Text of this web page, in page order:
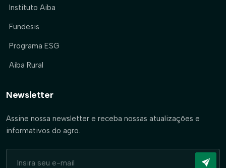
Instituto Aiba
Fundesis
Programa ESG
Aiba Rural
Newsletter
Assine nossa newsletter e receba nossas atualizações e
informativos do agro.